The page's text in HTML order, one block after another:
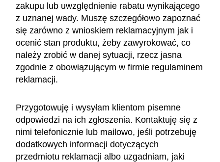
zakupu lub uwzględnienie rabatu wynikającego
z uznanej wady. Muszę szczegółowo zapoznać
się zarówno z wnioskiem reklamacyjnym jak i
ocenić stan produktu, żeby zawyrokować, co
należy zrobić w danej sytuacji, rzecz jasna
zgodnie z obowiązującym w firmie regulaminem
reklamacji.
Przygotowuję i wysyłam klientom pisemne
odpowiedzi na ich zgłoszenia. Kontaktuję się z
nimi telefonicznie lub mailowo, jeśli potrzebuję
dodatkowych informacji dotyczących
przedmiotu reklamacji albo uzgadniam, jaki